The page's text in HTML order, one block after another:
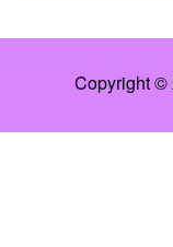
Copyright ©